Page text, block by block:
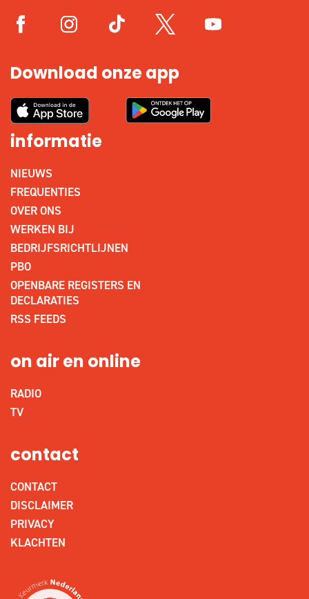
Download onze app
informatie
NIEUWS
FREQUENTIES
OVER ONS
WERKEN BIJ
BEDRIJFSRICHTLIJNEN
PBO
OPENBARE REGISTERS EN
DECLARATIES
RSS FEEDS
on air en online
RADIO
TV
contact
CONTACT
DISCLAIMER
PRIVACY
KLACHTEN